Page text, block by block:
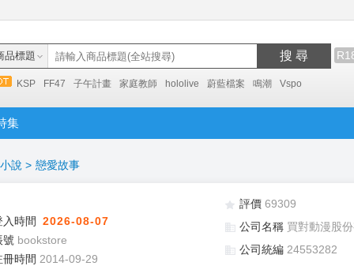
品標題 搜 尋
KSP FF47 子午計畫 家庭教師 hololive 蔚藍檔案 鳴潮 Vspo
集
說 > 戀愛故事
入時間 2026-08-07
號 bookstore
時間 2014-09-29
評價 69309
公司名稱 買對動漫股
公司統編 24553282